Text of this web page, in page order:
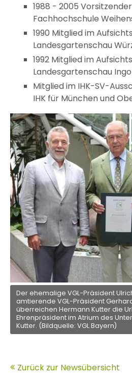
1988 - 2005
Fachhochschule
1990 Mitglied im
Landesgartenschau
1992 Mitglied im
Landesgartenschau
Mitglied im IHK-SV-
IHK für München und
Der ehemalige VGL-Präsident
amtierende VGL-Präsident
überreichen Hermann Kutter die
Ehrenpräsident im Atrium des
Kutter. (Bildquelle: VGL Bayern)
Zurück zur Newsübersicht